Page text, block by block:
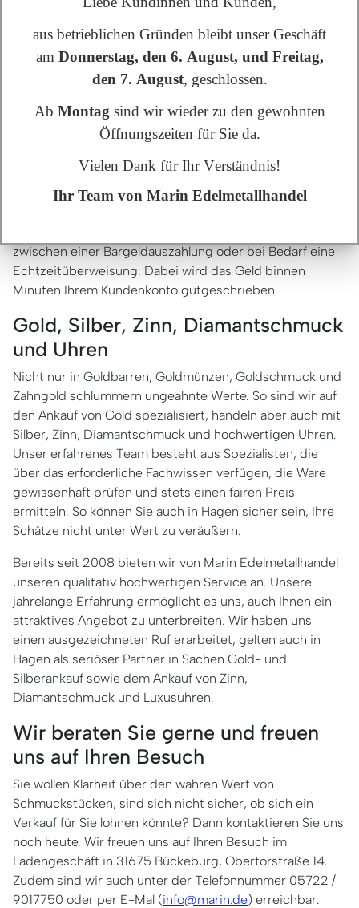
oder Paket per Post.
Egal, für welche Option Sie sich entscheiden: Sie können
sicher sein, dass wir mit Hilfe unserer geeichten Mess-
und Analysegeräte einen fairen Preis für Ihre Schätze
ermitteln werden.
Sofortige Barauszahlung oder
Echtzeitüberweisung
zwischen einer Bargeldauszahlung oder bei Bedarf eine
Echtzeitüberweisung. Dabei wird das Geld binnen
Minuten Ihrem Kundenkonto gutgeschrieben.
Gold, Silber, Zinn, Diamantschmuck
und Uhren
Nicht nur in Goldbarren, Goldmünzen, Goldschmuck und
Zahngold schlummern ungeahnte Werte. So sind wir auf
den Ankauf von Gold spezialisiert, handeln aber auch mit
Silber, Zinn, Diamantschmuck und hochwertigen Uhren.
Unser erfahrenes Team besteht aus Spezialisten, die
über das erforderliche Fachwissen verfügen, die Ware
gewissenhaft prüfen und stets einen fairen Preis
ermitteln. So können Sie auch in Hagen sicher sein, Ihre
Schätze nicht unter Wert zu veräußern.
Bereits seit 2008 bieten wir von Marin Edelmetallhandel
unseren qualitativ hochwertigen Service an. Unsere
jahrelange Erfahrung ermöglicht es uns, auch Ihnen ein
attraktives Angebot zu unterbreiten. Wir haben uns
einen ausgezeichneten Ruf erarbeitet, gelten auch in
Hagen als seriöser Partner in Sachen Gold- und
Silberankauf sowie dem Ankauf von Zinn,
Diamantschmuck und Luxusuhren.
Wir beraten Sie gerne und freuen
uns auf Ihren Besuch
Sie wollen Klarheit über den wahren Wert von
Schmuckstücken, sind sich nicht sicher, ob sich ein
Verkauf für Sie lohnen könnte? Dann kontaktieren Sie uns
noch heute. Wir freuen uns auf Ihren Besuch im
Ladengeschäft in 31675 Bückeburg, Obertorstraße 14.
Zudem sind wir auch unter der Telefonnummer 05722 /
9017750 oder per E-Mal (info@marin.de) erreichbar.
aus betrieblichen Gründen bleibt unser Geschäft
am Donnerstag, den 6. August, und Freitag,
den 7. August, geschlossen.
Ab Montag sind wir wieder zu den gewohnten
Öffnungszeiten für Sie da.
Vielen Dank für Ihr Verständnis!
Ihr Team von Marin Edelmetallhandel